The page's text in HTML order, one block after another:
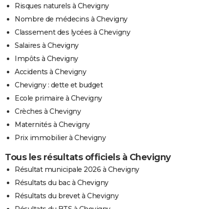
Risques naturels à Chevigny
Nombre de médecins à Chevigny
Classement des lycées à Chevigny
Salaires à Chevigny
Impôts à Chevigny
Accidents à Chevigny
Chevigny : dette et budget
Ecole primaire à Chevigny
Crèches à Chevigny
Maternités à Chevigny
Prix immobilier à Chevigny
Tous les résultats officiels à Chevigny
Résultat municipale 2026 à Chevigny
Résultats du bac à Chevigny
Résultats du brevet à Chevigny